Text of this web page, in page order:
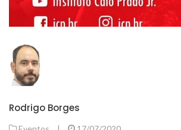
Rodrigo Borges